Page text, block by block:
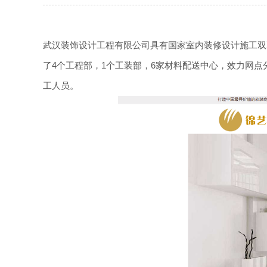
武汉装饰设计工程有限公司具有国家室内装修设计施工
了4个工程部，1个工装部，6家材料配送中心，效力网
工人员。